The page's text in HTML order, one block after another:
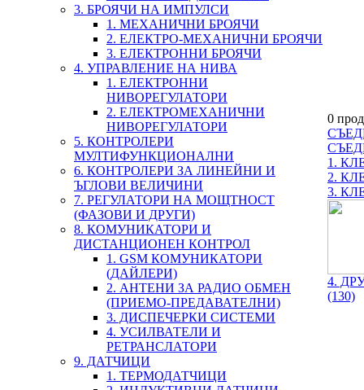
3. БРОЯЧИ НА ИМПУЛСИ
1. МЕХАНИЧНИ БРОЯЧИ
2. ЕЛЕКТРО-МЕХАНИЧНИ БРОЯЧИ
3. ЕЛЕКТРОННИ БРОЯЧИ
4. УПРАВЛЕНИЕ НА НИВА
1. ЕЛЕКТРОННИ
НИВОРЕГУЛАТОРИ
2. ЕЛЕКТРОМЕХАНИЧНИ
НИВОРЕГУЛАТОРИ
5. КОНТРОЛЕРИ
МУЛТИФУНКЦИОНАЛНИ
6. КОНТРОЛЕРИ ЗА ЛИНЕЙНИ И
ЪГЛОВИ ВЕЛИЧИНИ
7. РЕГУЛАТОРИ НА МОЩТНОСТ
(ФАЗОВИ И ДРУГИ)
8. КОМУНИКАТОРИ И
ДИСТАНЦИОНЕН КОНТРОЛ
1. GSM КОМУНИКАТОРИ
(ДАЙЛЕРИ)
2. АНТЕНИ ЗА РАДИО ОБМЕН
(ПРИЕМО-ПРЕДАВАТЕЛНИ)
3. ДИСПЕЧЕРКИ СИСТЕМИ
4. УСИЛВАТЕЛИ И
РЕТРАНСЛАТОРИ
9. ДАТЧИЦИ
1. ТЕРМОДАТЧИЦИ
0
1.
2.
3.
4.
(130)